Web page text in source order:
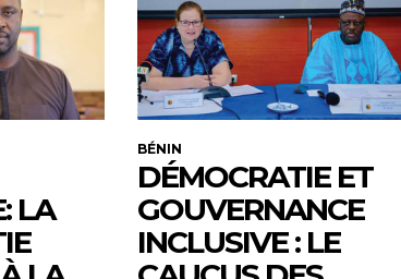
LA
BÉNIN
DÉMOCRATIE ET
GOUVERNANCE
INCLUSIVE : LE